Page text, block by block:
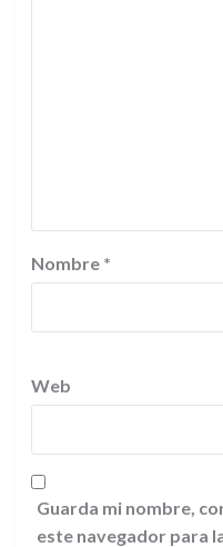
Nombre *
Web
Guarda mi nombre,
este navegador para